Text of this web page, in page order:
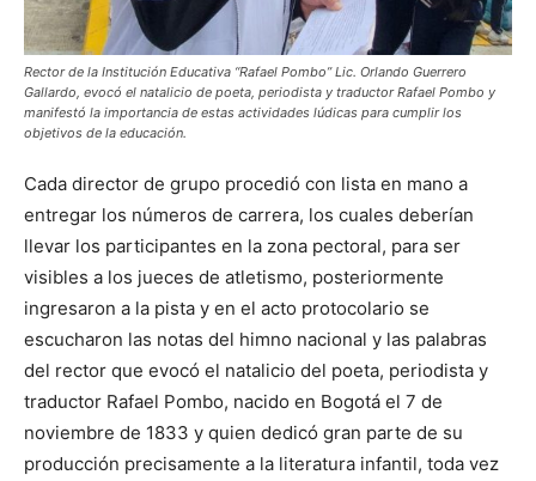
Rector de la Institución Educativa “Rafael Pombo” Lic. Orlando Guerrero
Gallardo, evocó el natalicio de poeta, periodista y traductor Rafael Pombo y
manifestó la importancia de estas actividades lúdicas para cumplir los
objetivos de la educación.
Cada director de grupo procedió con lista en mano a
entregar los números de carrera, los cuales deberían
llevar los participantes en la zona pectoral, para ser
visibles a los jueces de atletismo, posteriormente
ingresaron a la pista y en el acto protocolario se
escucharon las notas del himno nacional y las palabras
del rector que evocó el natalicio del poeta, periodista y
traductor Rafael Pombo, nacido en Bogotá el 7 de
noviembre de 1833 y quien dedicó gran parte de su
producción precisamente a la literatura infantil, toda vez